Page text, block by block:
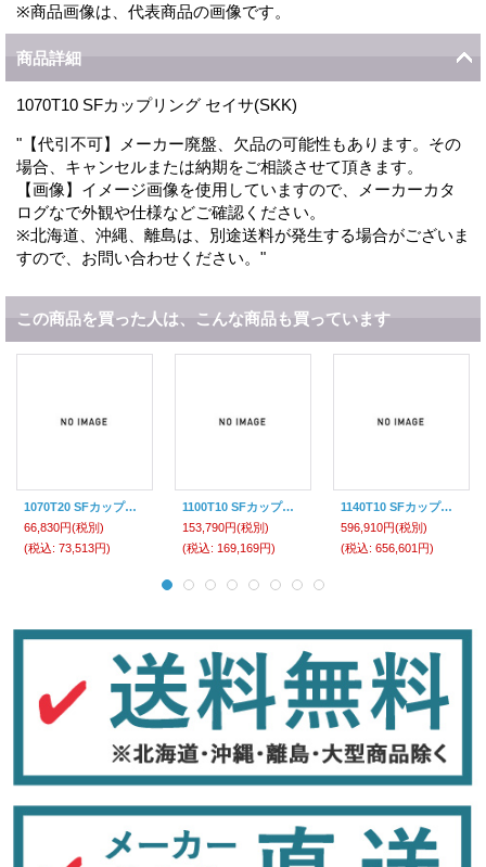
※商品画像は、代表商品の画像です。
商品詳細
1070T10 SFカップリング セイサ(SKK)
"【代引不可】メーカー廃盤、欠品の可能性もあります。その
場合、キャンセルまたは納期をご相談させて頂きます。
【画像】イメージ画像を使用していますので、メーカーカタ
ログなで外観や仕様などご確認ください。
※北海道、沖縄、離島は、別途送料が発生する場合がございま
すので、お問い合わせください。"
この商品を買った人は、こんな商品も買っています
1070T20 SFカップリング セイサ(SKK)
66,830円(税別)
(税込: 73,513円)
1100T10 SFカップリング セイサ(SKK)
153,790円(税別)
(税込: 169,169円)
1140T10 SFカップリング セイサ(SKK)
596,910円(税別)
(税込: 656,601円)